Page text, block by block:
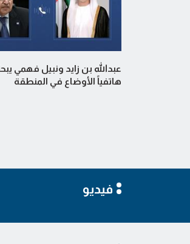
عبدالله بن زايد ونبيل فهمي
هاتفياً الأوضاع في المنطقة
فيديو